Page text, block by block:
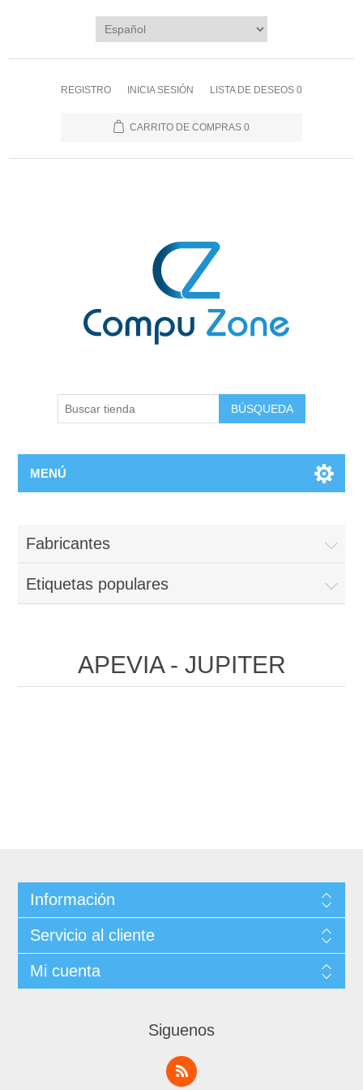
REGISTRO INICIA SESIÓN LISTA DE DESEOS 0
CARRITO DE COMPRAS 0
BÚSQUEDA
MENÚ
Fabricantes
Etiquetas populares
APEVIA - JUPITER
Información
Servicio al cliente
Mi cuenta
Siguenos